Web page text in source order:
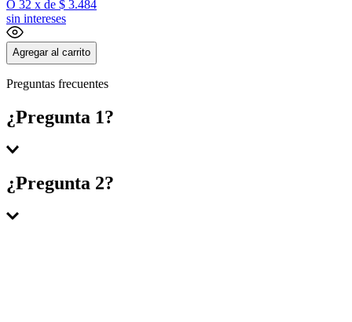
O 32 x de $ 3.484
sin intereses
Agregar al carrito
Preguntas frecuentes
¿Pregunta 1?
Respuesta 1
¿Pregunta 2?